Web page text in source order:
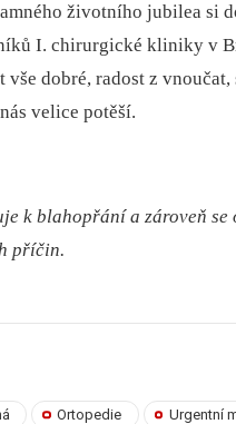
životního jubilea si
I. chirurgické kliniky v
vše dobré, radost z
velice potěší.
k blahopřání a zároveň
příčin.
Ortopedie Urgentní